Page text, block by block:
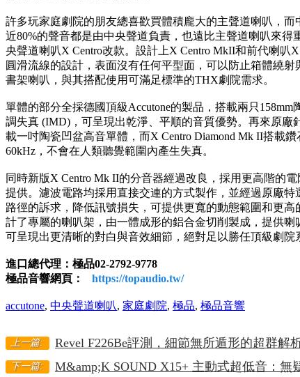
許多玩家庭劇院的朋友總喜歡買體積龐大的主聲道喇叭，
近80%的聲音都是由中央聲道負責，也遠比主聲道喇叭來得
央聲道喇叭X Centro改款。設計上X Centro MkII和前代喇叭
圓滑流線的設計，表面沒有任何平型面，可以防止箱體繞
書架喇叭，與其搭配使用可滿足標準的THX劇院需求。
單體的部分全採德國頂級Accutone的製品，搭載兩只
調失真 (IMD)，可呈現出乾淨、平順的音質優勢。再來原廠
載一吋陶瓷凹盆高音單體，而X Centro Diamond Mk II搭載
60kHz，不會在人類聽覺範圍內產生失真。
同時新版X Centro Mk II的分音器經過改良，採用更高階的
提供。濾波電路均採用直接交連的方式製作，並經過原廠
路徑的訴求，降低訊號損失，可提供更寬的動態範圍和更
計了專屬的喇叭架，由一體成形的鋁合金切削製成，提供
可呈現出更清晰的對白與音效細節，絕對足以勝任頂級劇院
進口總代理：極品02-2792-9778
極品音響網頁：
https://topaudio.tw/
accutone, 中央聲道喇叭, 家庭劇院, 極品, 極品音響
上一篇: Revel F226Be評測，細節無所遁形的超群解
下一篇: M&amp;K SOUND X15+ 主動式超低音：無